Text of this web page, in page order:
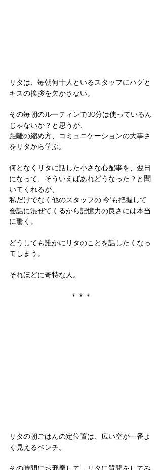
リタは、毎朝何十人といるスタッフにハグと
キスの挨拶を欠かさない。
その毎朝のルーティンで30分は使っているん
じゃないか？と思うが、
距離の縮め方、コミュニケーションの大事さ
をリタから学ぶ。
何となくリタに話した小さな心配事を、翌日
になって、そういえばあれどうなった？と聞
いてくれるが、
私だけでなく他のスタッフの'今'も把握して
会話に混ぜてくるから記憶力の良さには本当
に驚く。
どうしても誰かにリタのことを話したくなっ
てしまう。
それほどに奇特な人。
＊＊＊
リタの朝ごはんの定位置は、広い空が一番よ
く見えるベンチ。